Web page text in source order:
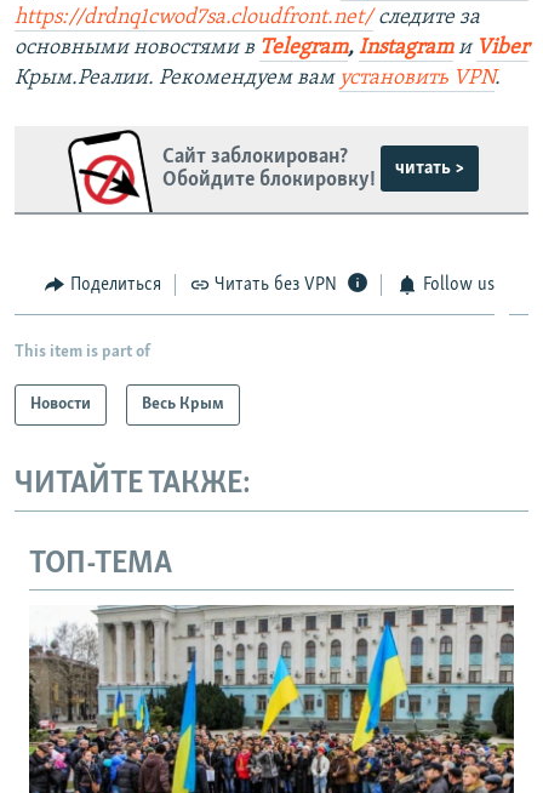
https://drdnq1cwod7sa.cloudfront.net/следите за
основными новостями в Telegram, Instagram и Viber
Крым.Реалии. Рекомендуем вам установить VPN.
Сайт заблокирован?
Обойдите блокировку!
читать >
Поделиться Читать без VPN Follow us
This item is part of
Новости Весь Крым
ЧИТАЙТЕ ТАКЖЕ:
ТОП-ТЕМА